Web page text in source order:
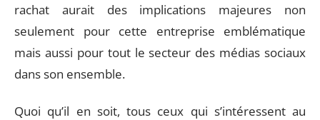
rachat aurait des implications majeures non
seulement pour cette entreprise emblématique
mais aussi pour tout le secteur des médias sociaux
dans son ensemble.
Quoi qu’il en soit, tous ceux qui s’intéressent au